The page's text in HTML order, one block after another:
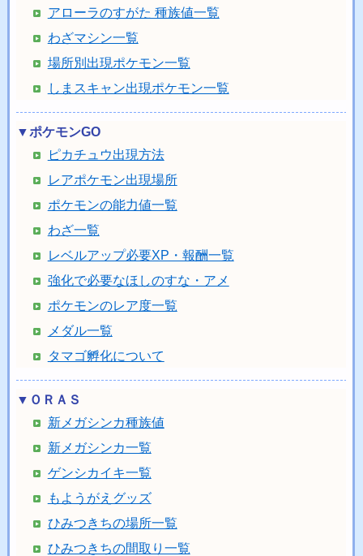
アローラのすがた 種族値一覧
わざマシン一覧
場所別出現ポケモン一覧
しまスキャン出現ポケモン一覧
▼ポケモンGO
ピカチュウ出現方法
レアポケモン出現場所
ポケモンの能力値一覧
わざ一覧
レベルアップ必要XP・報酬一覧
強化で必要なほしのすな・アメ
ポケモンのレア度一覧
メダル一覧
タマゴ孵化について
▼ＯＲＡＳ
新メガシンカ種族値
新メガシンカ一覧
ゲンシカイキ一覧
もようがえグッズ
ひみつきちの場所一覧
ひみつきちの間取り一覧